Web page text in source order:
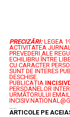
PRECIZĂRI: LEGEA
ACTIVITATEA
PREVEDERI ALE
ECHILIBRU ÎNTRE
CU CARACTER
SUNT DE INTERES
DESCHISE.
PUBLICAȚIA
PERSOANELOR
URMĂTORULUI
.....
ARTICOLE PE